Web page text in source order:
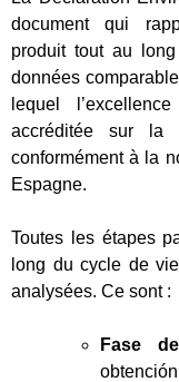
document qui
produit tout au
données
lequel
accréditée sur la
conformément à la
Espagne.
Toutes les étapes
long du cycle de
analysées. Ce sont :
Fase